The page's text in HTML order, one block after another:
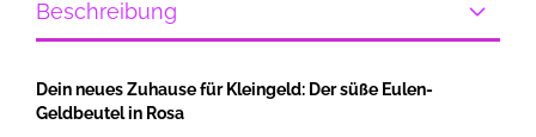
Beschreibung
Dein neues Zuhause für Kleingeld: Der süße Eulen-
Geldbeutel in Rosa